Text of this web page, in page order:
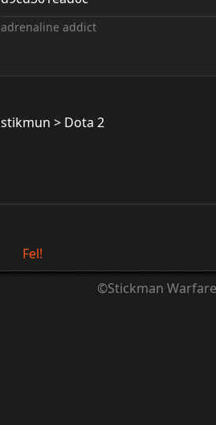
adrenaline addict
stikmun > Dota 2
Fel!
©Stickman Warfare